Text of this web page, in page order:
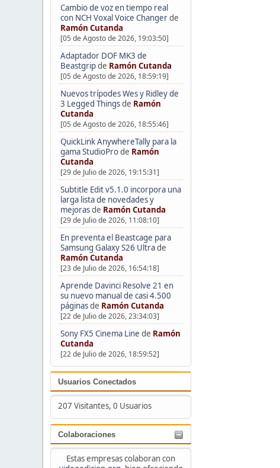
Cambio de voz en tiempo real
con NCH Voxal Voice Changerde
Ramón Cutanda
[05 de Agosto de 2026, 19:03:50]
Adaptador DOF MK3 de
Beastgripde Ramón Cutanda
[05 de Agosto de 2026, 18:59:19]
Nuevos trípodes Wes y Ridley de
3 Legged Thingsde Ramón
Cutanda
[05 de Agosto de 2026, 18:55:46]
QuickLink AnywhereTally para la
gama StudioProde Ramón
Cutanda
[29 de Julio de 2026, 19:15:31]
Subtitle Edit v5.1.0 incorpora una
larga lista de novedades y
mejorasde Ramón Cutanda
[29 de Julio de 2026, 11:08:10]
En preventa el Beastcage para
Samsung Galaxy S26 Ultrade
Ramón Cutanda
[23 de Julio de 2026, 16:54:18]
Aprende Davinci Resolve 21 en
su nuevo manual de casi 4.500
páginasde Ramón Cutanda
[22 de Julio de 2026, 23:34:03]
Sony FX5 Cinema Line de Ramón
Cutanda
[22 de Julio de 2026, 18:59:52]
Usuarios Conectados
207 Visitantes, 0 Usuarios
Colaboraciones
Estas empresas colaboran con